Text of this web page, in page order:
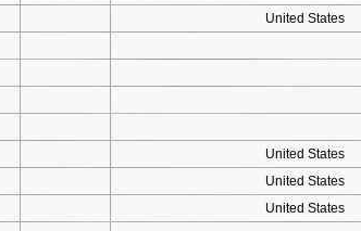
United States
United States
United States
United States